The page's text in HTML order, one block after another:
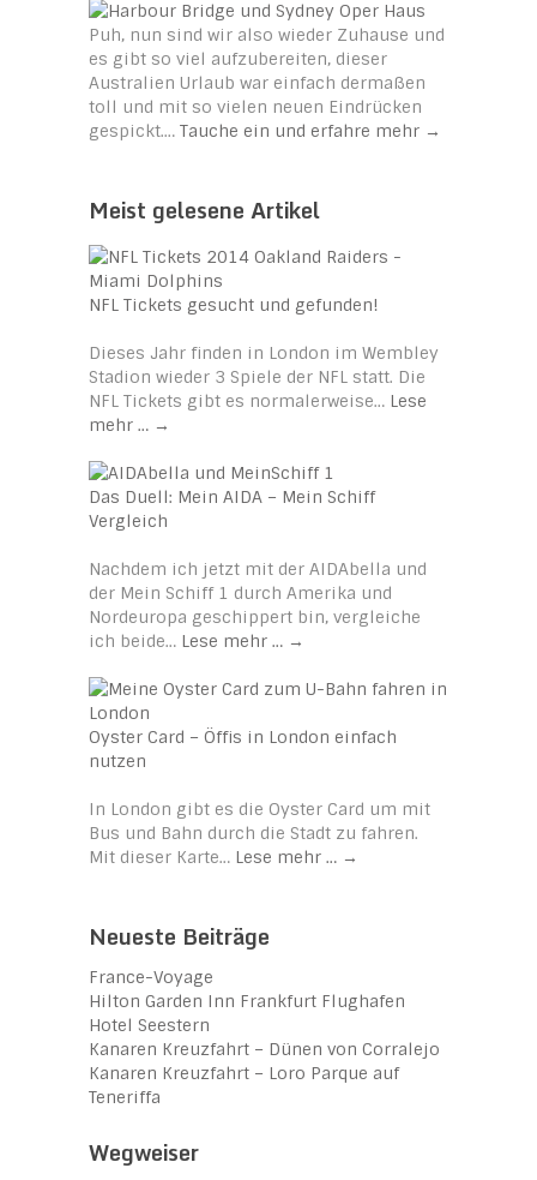
Puh, nun sind wir also wieder Zuhause und
es gibt so viel aufzubereiten, dieser
Australien Urlaub war einfach dermaßen
toll und mit so vielen neuen Eindrücken
gespickt.… Tauche ein und erfahre mehr →
Meist gelesene Artikel
NFL Tickets gesucht und gefunden!
Dieses Jahr finden in London im Wembley
Stadion wieder 3 Spiele der NFL statt. Die
NFL Tickets gibt es normalerweise… Lese
mehr … →
Das Duell: Mein AIDA – Mein Schiff
Vergleich
Nachdem ich jetzt mit der AIDAbella und
der Mein Schiff 1 durch Amerika und
Nordeuropa geschippert bin, vergleiche
ich beide… Lese mehr … →
Oyster Card – Öffis in London einfach
nutzen
In London gibt es die Oyster Card um mit
Bus und Bahn durch die Stadt zu fahren.
Mit dieser Karte… Lese mehr … →
Neueste Beiträge
France-Voyage
Hilton Garden Inn Frankfurt Flughafen
Hotel Seestern
Kanaren Kreuzfahrt – Dünen von Corralejo
Kanaren Kreuzfahrt – Loro Parque auf
Teneriffa
Wegweiser